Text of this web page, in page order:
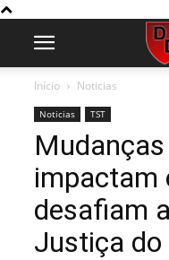
Início Noticias
Noticias TST
impactam
desafiam
Justiça do